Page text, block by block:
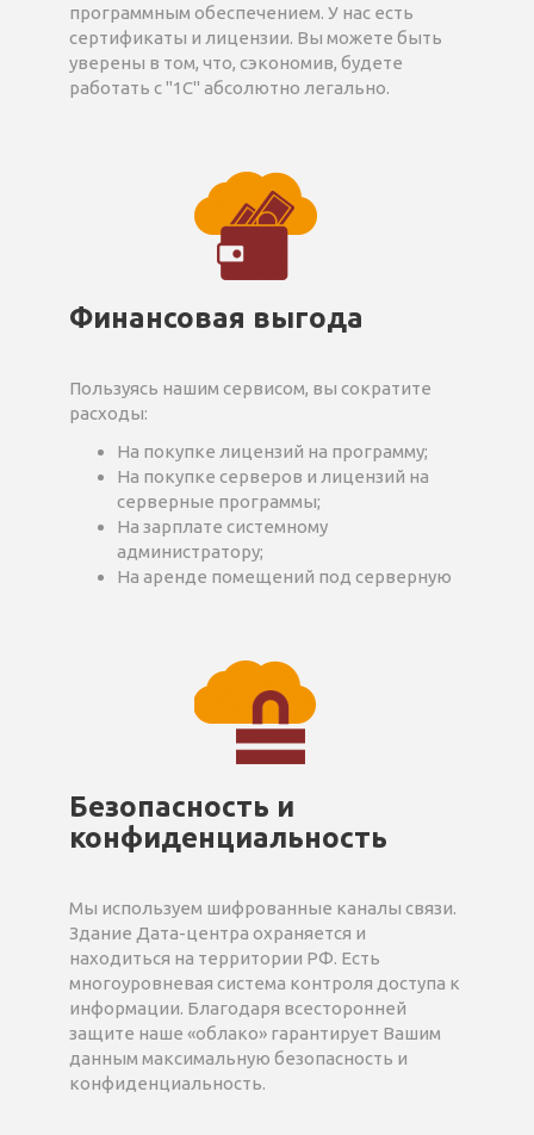
программным обеспечением. У нас есть
сертификаты и лицензии. Вы можете быть
уверены в том, что, сэкономив, будете
работать с "1С" абсолютно легально.
Финансовая выгода
Пользуясь нашим сервисом, вы сократите
расходы:
На покупке лицензий на программу;
На покупке серверов и лицензий на
серверные программы;
На зарплате системному
администратору;
На аренде помещений под серверную
Безопасность и
конфиденциальность
Мы используем шифрованные каналы связи.
Здание Дата-центра охраняется и
находиться на территории РФ. Есть
многоуровневая система контроля доступа к
информации. Благодаря всесторонней
защите наше «облако» гарантирует Вашим
данным максимальную безопасность и
конфиденциальность.